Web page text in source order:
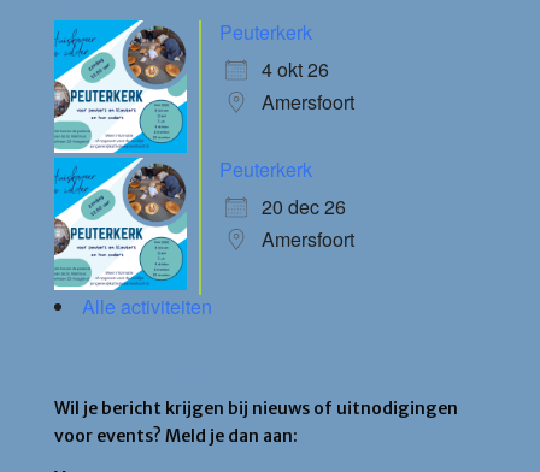
Peuterkerk
4 okt 26
Amersfoort
Peuterkerk
20 dec 26
Amersfoort
Alle activiteiten
Wil je bericht krijgen bij nieuws of uitnodigingen
voor events? Meld je dan aan: